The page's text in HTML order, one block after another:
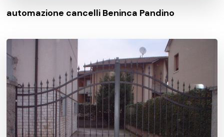
automazione cancelli Beninca Pandino